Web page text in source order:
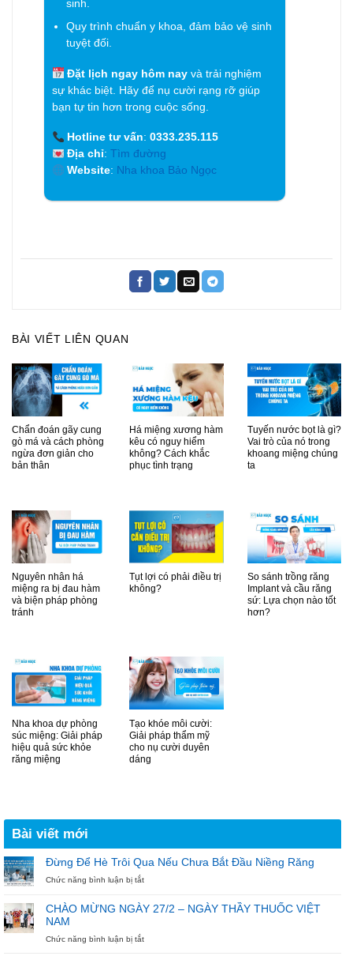
sinh.
Quy trình chuẩn y khoa, đảm bảo vệ sinh
tuyệt đối.
Đặt lịch ngay hôm nay và trải nghiệm
sự khác biệt. Hãy để nụ cười rạng rỡ giúp
bạn tự tin hơn trong cuộc sống.
Hotline tư vấn:0333.235.115
Địa chỉ:Tìm đường
Website: Nha khoa Bảo Ngọc
BÀI VIẾT LIÊN QUAN
Chẩn đoán gãy cung
gò má và cách phòng
ngừa đơn giản cho
bản thân
Há miệng xương hàm
kêu có nguy hiểm
không? Cách khắc
phục tình trạng
Tuyến nước bọt là gì?
Vai trò của nó trong
khoang miệng chúng
ta
Nguyên nhân há
miệng ra bị đau hàm
và biện pháp phòng
tránh
Tụt lợi có phải điều trị
không?
So sánh trồng răng
Implant và cầu răng
sứ: Lựa chọn nào tốt
hơn?
Nha khoa dự phòng
súc miệng: Giải pháp
hiệu quả sức khỏe
răng miệng
Tạo khóe môi cười:
Giải pháp thẩm mỹ
cho nụ cười duyên
dáng
Bài viết mới
Đừng Để Hè Trôi Qua Nếu Chưa Bắt Đầu Niềng Răng
Chức năng bình luận bị tắtở
Hè
Qua
CHÀO MỪNG NGÀY 27/2 – NGÀY THẦY THUỐC VIỆT
NAM
Chức năng bình luận bị tắtở